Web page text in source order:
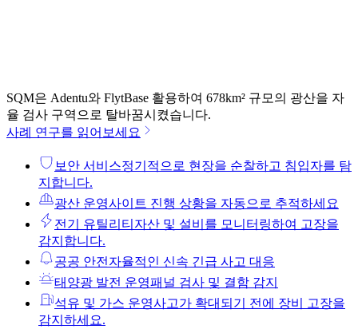
SQM은 Adentu와 FlytBase 활용하여 678km² 규모의 광산을 자
율 검사 구역으로 탈바꿈시켰습니다.
사례 연구를 읽어보세요
보안 서비스정기적으로 현장을 순찰하고 침입자를 탐
지합니다.
광산 운영사이트 진행 상황을 자동으로 추적하세요
전기 유틸리티 자산 및 설비를 모니터링하여 고장을
감지합니다.
공공 안전 자율적인 신속 긴급 사고 대응
태양광 발전 운영패널 검사 및 결함 감지
석유 및 가스 운영사고가 확대되기 전에 장비 고장을
감지하세요.